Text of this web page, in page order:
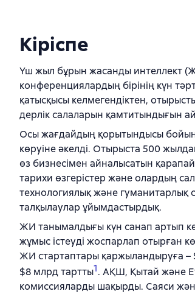
Кіріспе
Үш жыл бұрын жасанды интеллект
конференциялардың бірінің күн
қатысқысы келмегендіктен,
дерлік салаларын қамтитындығын
Осы жағдайдың қорытындысы
көруіне әкелді. Отырыста 500
өз бизнесімен айналысатын
тарихи өзгерістер және олардың
технологиялық және
талқылаулар ұйымдастырдық.
ЖИ танымалдығы күн санап артып
жұмыс істеуді жоспарлап отырған
ЖИ стартаптары қаржыландыруға
$8 млрд тартты1. АҚШ, Қытай және
комиссияларды шақырды. Саяси